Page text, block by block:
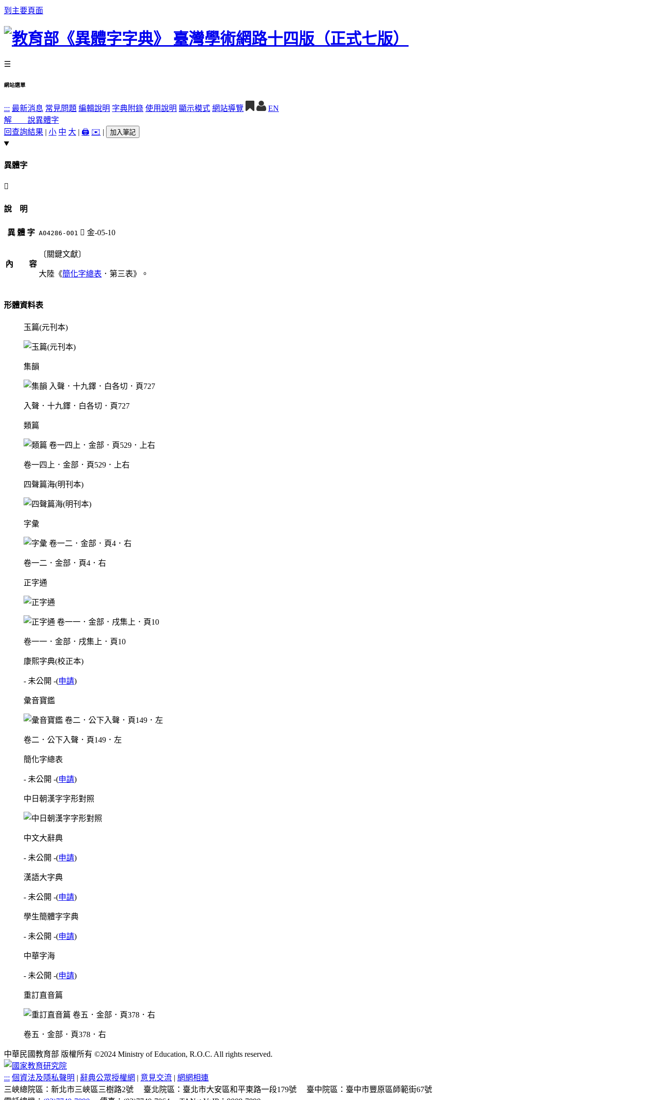
到主要頁面
☰
網站選單
::: 最新消息 常見問題 編輯說明 字典附錄 使用說明 顯示模式 網站導覽
EN
解 說異體字
回查詢結果 | 小 中 大 | 🖨️ ✉️ | 加入筆記
異體字
󶎅
說 明
異 體 字 A04286-001 󶎅 金-05-10
內 容
〔關鍵文獻〕
大陸《簡化字總表 ．第三表》。
形體資料表
玉篇(元刊本)
集韻
入聲．十九鐸．白各切．頁727
類篇
卷一四上．金部．頁529．上右
四聲篇海(明刊本)
字彙
卷一二．金部．頁4．右
正字通
卷一一．金部．戌集上．頁10
康熙字典(校正本)
- 未公開 -(申請)
彙音寶鑑
卷二．公下入聲．頁149．左
簡化字總表
- 未公開 -(申請)
中日朝漢字字形對照
中文大辭典
- 未公開 -(申請)
漢語大字典
- 未公開 -(申請)
學生簡體字字典
- 未公開 -(申請)
中華字海
- 未公開 -(申請)
重訂直音篇
卷五．金部．頁378．右
中華民國教育部 版權所有 ©2024 Ministry of Education, R.O.C. All rights reserved.
::: 個資法及隱私聲明 | 辭典公眾授權網 | 意見交流 | 網網相連
三峽總院區：新北市三峽區三樹路2號
臺北院區：臺北市大安區和平東路一段179號
臺中院區：臺中市豐原區師範街67號